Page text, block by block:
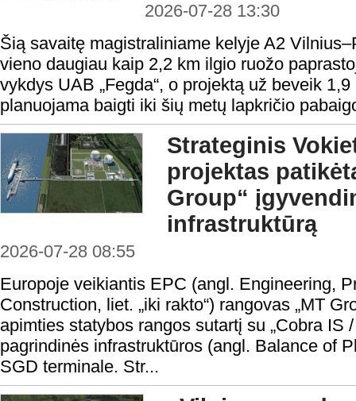
2026-07-28 13:30
Šią savaitę magistraliniame kelyje A2
vieno daugiau kaip 2,2 km ilgio ruožo
vykdys UAB „Fegda“, o projektą už beveik
planuojama baigti iki šių metų lapkričio
Strateginis
projektas
Group“
infrastruktūrą
2026-07-28 08:55
Europoje veikiantis EPC (angl. Engineering,
Construction, liet. „iki rakto“) rangovas „MT
apimties statybos rangos sutartį su „Cobra IS
pagrindinės infrastruktūros (angl. Balance of
SGD terminale. Str...